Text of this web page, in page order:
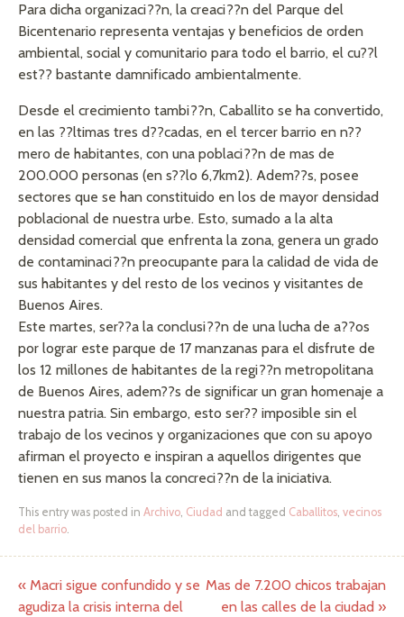
Para dicha organizaci??n, la creaci??n del Parque del
Bicentenario representa ventajas y beneficios de orden
ambiental, social y comunitario para todo el barrio, el cu??l
est?? bastante damnificado ambientalmente.
Desde el crecimiento tambi??n, Caballito se ha convertido,
en las ??ltimas tres d??cadas, en el tercer barrio en n??
mero de habitantes, con una poblaci??n de mas de
200.000 personas (en s??lo 6,7km2). Adem??s, posee
sectores que se han constituido en los de mayor densidad
poblacional de nuestra urbe. Esto, sumado a la alta
densidad comercial que enfrenta la zona, genera un grado
de contaminaci??n preocupante para la calidad de vida de
sus habitantes y del resto de los vecinos y visitantes de
Buenos Aires.
Este martes, ser??a la conclusi??n de una lucha de a??os
por lograr este parque de 17 manzanas para el disfrute de
los 12 millones de habitantes de la regi??n metropolitana
de Buenos Aires, adem??s de significar un gran homenaje a
nuestra patria. Sin embargo, esto ser?? imposible sin el
trabajo de los vecinos y organizaciones que con su apoyo
afirman el proyecto e inspiran a aquellos dirigentes que
tienen en sus manos la concreci??n de la iniciativa.
This entry was posted in Archivo, Ciudad and tagged Caballitos, vecinos
del barrio.
Post navigation
« Macri sigue confundido y se
agudiza la crisis interna del
Mas de 7.200 chicos trabajan
en las calles de la ciudad »